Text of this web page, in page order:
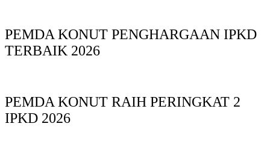
PEMDA KONUT PENGHARGAAN IPKD
TERBAIK 2026
PEMDA KONUT RAIH PERINGKAT 2
IPKD 2026